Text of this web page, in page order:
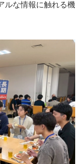
ルな情報に触れる機